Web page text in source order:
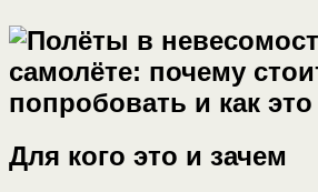
Для кого это и зачем